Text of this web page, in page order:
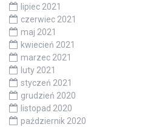
lipiec 2021
czerwiec 2021
maj 2021
kwiecień 2021
marzec 2021
luty 2021
styczeń 2021
grudzień 2020
listopad 2020
październik 2020